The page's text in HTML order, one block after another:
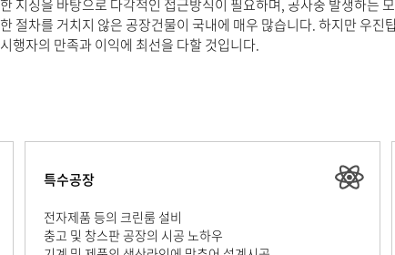
지싱을 바탕으로 다각적인 접근방식이 필요하며, 공사중 발생하는
절차를 거치지 않은 공장건물이 국내에 매우 많습니다. 하지만 우
행자의 만족과 이익에 최선을 다할 것입니다.
특수공장
전자제품 등의 크린룸 설비
충고 및 창스판 공장의 시공 노하우